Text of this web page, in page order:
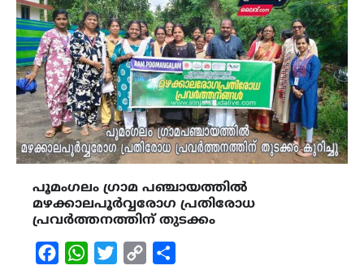
പൂമംഗലം ഗ്രാമ പഞ്ചായത്തിൽ
മഴക്കാലപൂർവ്വരോഗ പ്രതിരോധ
പ്രവർത്തനത്തിന് തുടക്കം
FacebookWhatsAppTwitterCopy